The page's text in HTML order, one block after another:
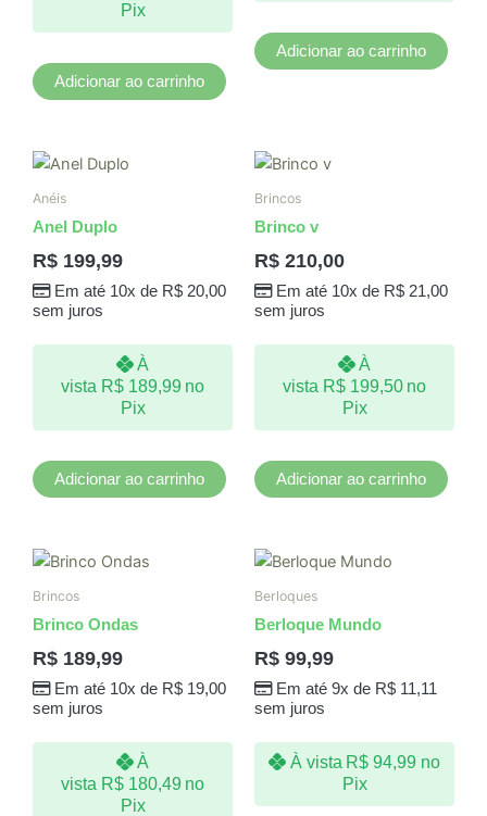
Pix
Adicionar ao carrinho
Adicionar ao carrinho
Anéis
Anel Duplo
R$ 199,99
Em até 10x de R$20,00
sem juros
À
vista R$189,99 no
Pix
Adicionar ao carrinho
Brincos
Brinco v
R$ 210,00
Em até 10x de R$21,00
sem juros
À
vista R$199,50 no
Pix
Adicionar ao carrinho
Brincos
Brinco Ondas
R$ 189,99
Em até 10x de R$19,00
sem juros
À
vista R$180,49 no
Pix
Berloques
Berloque Mundo
R$ 99,99
Em até 9x de R$11,11
sem juros
À vista R$ 94,99 no
Pix